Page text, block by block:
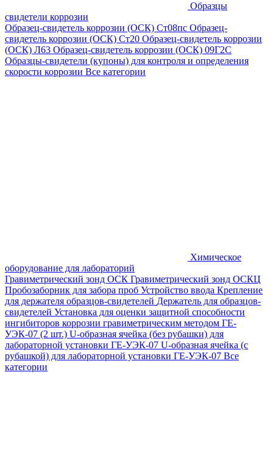
Образцы
свидетели коррозии
Образец-свидетель коррозии (ОСК) Ст08пс Образец-
свидетель коррозии (ОСК) Ст20 Образец-свидетель коррозии
(ОСК) Л63 Образец-свидетель коррозии (ОСК) 09Г2С
Образцы-свидетели (купоны) для контроля и определения
скорости коррозии Все категории
Химическое
оборудование для лабораторий
Гравиметрический зонд ОСК Гравиметрический зонд ОСКЦ
Пробозаборник для забора проб Устройство ввода Крепление
для держателя образцов-свидетелей Держатель для образцов-
свидетелей Установка для оценки защитной способности
ингибиторов коррозии гравиметрическим методом ГЕ-
УЭК-07 (2 шт.) U-образная ячейка (без рубашки) для
лабораторной установки ГЕ-УЭК-07 U-образная ячейка (с
рубашкой) для лабораторной установки ГЕ-УЭК-07 Все
категории